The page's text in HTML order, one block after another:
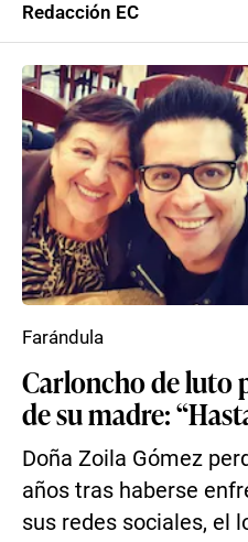
Redacción EC
Carloncho de luto
de su madre:
Doña Zoila Gómez
años tras haberse
sus redes sociales, el
Farándula